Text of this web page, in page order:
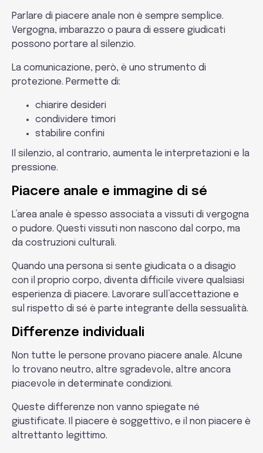
Parlare di piacere anale non è sempre semplice.
Vergogna, imbarazzo o paura di essere giudicati
possono portare al silenzio.
La comunicazione, però, è uno strumento di
protezione. Permette di:
chiarire desideri
condividere timori
stabilire confini
Il silenzio, al contrario, aumenta le interpretazioni e la
pressione.
Piacere anale e immagine di sé
L’area anale è spesso associata a vissuti di vergogna
o pudore. Questi vissuti non nascono dal corpo, ma
da costruzioni culturali.
Quando una persona si sente giudicata o a disagio
con il proprio corpo, diventa difficile vivere qualsiasi
esperienza di piacere. Lavorare sull’accettazione e
sul rispetto di sé è parte integrante della sessualità.
Differenze individuali
Non tutte le persone provano piacere anale. Alcune
lo trovano neutro, altre sgradevole, altre ancora
piacevole in determinate condizioni.
Queste differenze non vanno spiegate né
giustificate. Il piacere è soggettivo, e il non piacere è
altrettanto legittimo.